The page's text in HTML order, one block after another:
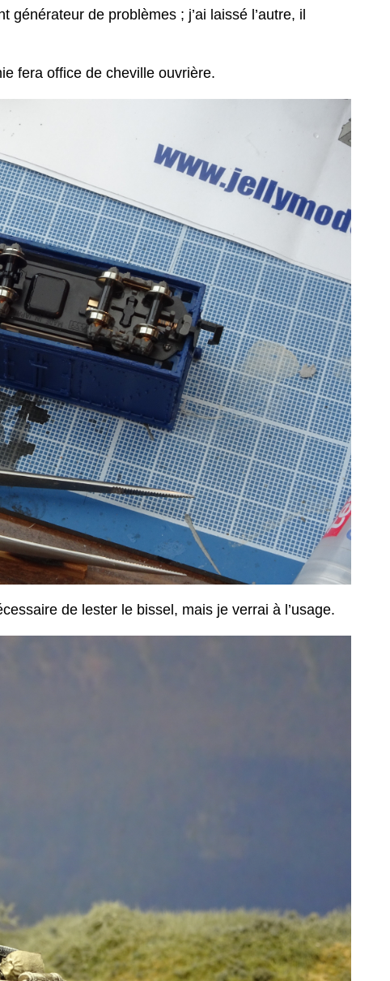
générateur de problèmes ; j’ai laissé l’autre, il
fera office de cheville ouvrière.
de lester le bissel, mais je verrai à l’usage.